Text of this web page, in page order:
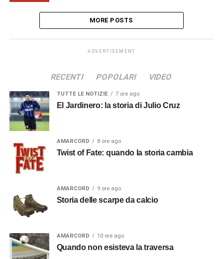
MORE POSTS
ADVERTISEMENT
RECENTI POPOLARI VIDEO
TUTTE LE NOTIZIE 7 ore ago
El Jardinero: la storia di Julio Cruz
AMARCORD 8 ore ago
Twist of Fate: quando la storia cambia
AMARCORD 9 ore ago
Storia delle scarpe da calcio
AMARCORD 10 ore ago
Quando non esisteva la traversa